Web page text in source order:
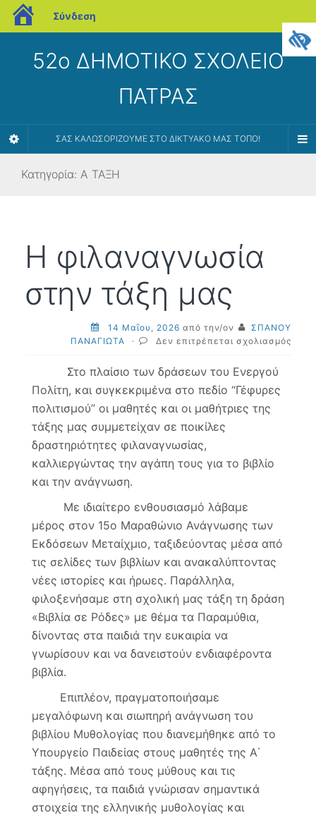
blogs.sch.gr
Σύνδεση
52ο ΔΗΜΟΤΙΚΟ ΣΧΟΛΕΙΟ
ΠΑΤΡΑΣ
ΣΑΣ ΚΑΛΩΣΟΡΊΖΟΥΜΕ ΣΤΟ ΔΙΚΤΥΑΚΌ ΜΑΣ ΤΌΠΟ!
Κατηγορία: Α ΤΑΞΗ
Η φιλαναγνωσία
στην τάξη μας
14 Μαΐου, 2026 από την/ον
ΣΠΑΝΟΥ
ΠΑΝΑΓΙΩΤΑ
· Δεν επιτρέπεται σχολιασμός
Στο πλαίσιο των δράσεων του Ενεργού
Πολίτη, και συγκεκριμένα στο πεδίο “Γέφυρες
πολιτισμού” οι μαθητές και οι μαθήτριες της
τάξης μας συμμετείχαν σε ποικίλες
δραστηριότητες φιλαναγνωσίας,
καλλιεργώντας την αγάπη τους για το βιβλίο
και την ανάγνωση.
Με ιδιαίτερο ενθουσιασμό λάβαμε
μέρος στον 15ο Μαραθώνιο Ανάγνωσης των
Εκδόσεων Μεταίχμιο, ταξιδεύοντας μέσα από
τις σελίδες των βιβλίων και ανακαλύπτοντας
νέες ιστορίες και ήρωες. Παράλληλα,
φιλοξενήσαμε στη σχολική μας τάξη τη δράση
«Βιβλία σε Ρόδες» με θέμα τα Παραμύθια,
δίνοντας στα παιδιά την ευκαιρία να
γνωρίσουν και να δανειστούν ενδιαφέροντα
βιβλία.
Επιπλέον, πραγματοποιήσαμε
μεγαλόφωνη και σιωπηρή ανάγνωση του
βιβλίου Μυθολογίας που διανεμήθηκε από το
Υπουργείο Παιδείας στους μαθητές της Α΄
τάξης. Μέσα από τους μύθους και τις
αφηγήσεις, τα παιδιά γνώρισαν σημαντικά
στοιχεία της ελληνικής μυθολογίας και